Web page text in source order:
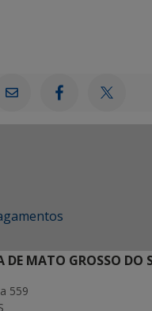
DE MATO GROSSO DO
559